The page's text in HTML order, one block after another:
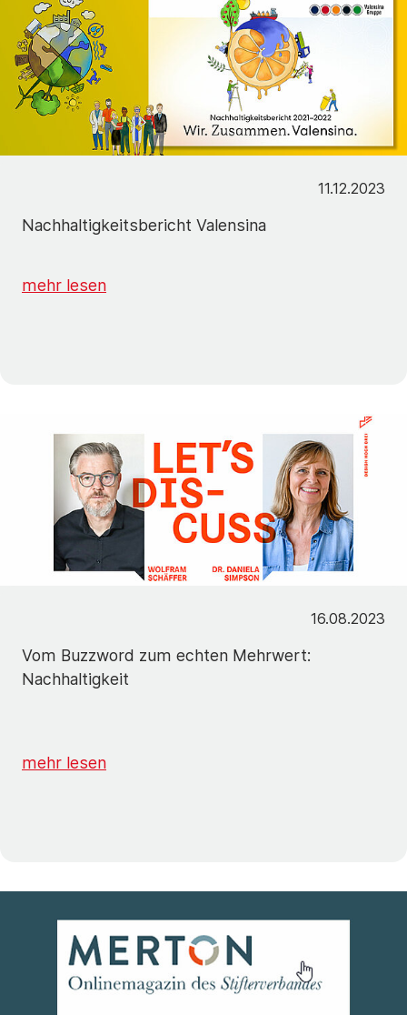
11.12.2023
Nachhaltigkeitsbericht Valensina
mehr lesen
16.08.2023
Vom Buzzword zum echten Mehrwert:
Nachhaltigkeit
mehr lesen